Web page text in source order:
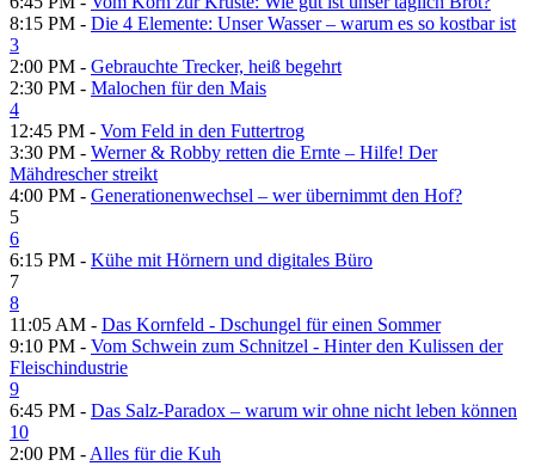
8:15 PM - Die 4 Elemente: Unser Wasser – warum es so kostbar ist
3
2:00 PM - Gebrauchte Trecker, heiß begehrt
2:30 PM - Malochen für den Mais
4
12:45 PM - Vom Feld in den Futtertrog
3:30 PM - Werner & Robby retten die Ernte – Hilfe! Der
Mähdrescher streikt
4:00 PM - Generationenwechsel – wer übernimmt den Hof?
5
6
6:15 PM - Kühe mit Hörnern und digitales Büro
7
8
11:05 AM - Das Kornfeld - Dschungel für einen Sommer
9:10 PM - Vom Schwein zum Schnitzel - Hinter den Kulissen der
Fleischindustrie
9
6:45 PM - Das Salz-Paradox – warum wir ohne nicht leben können
10
2:00 PM - Alles für die Kuh